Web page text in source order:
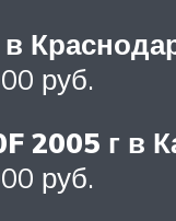
руб.
2005 г в
руб.